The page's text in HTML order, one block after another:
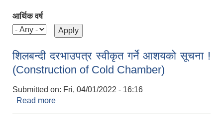
आर्थिक वर्ष
शिलबन्दी दरभाउपत्र स्वीकृत गर्ने आशयको सूचना !
(Construction of Cold Chamber)
Submitted on: Fri, 04/01/2022 - 16:16
Read more